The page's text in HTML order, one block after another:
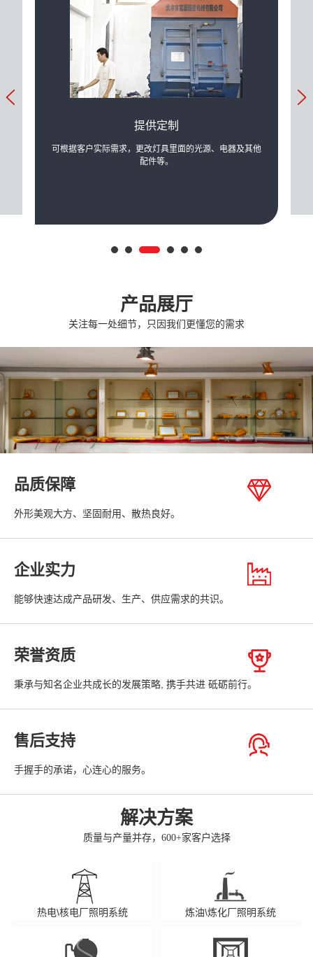
提供定制
可根据客户实际需求，更改灯具里面的光源、电器及其他
配件等。
产品展厅
关注每一处细节，只因我们更懂您的需求
品质保障
外形美观大方、坚固耐用、散热良好。
企业实力
能够快速达成产品研发、生产、供应需求的共识。
荣誉资质
秉承与知名企业共成长的发展策略, 携手共进 砥砺前行。
售后支持
手握手的承诺，心连心的服务。
解决方案
质量与产量并存，600+家客户选择
热电\核电厂照明系统 炼油\炼化厂照明系统